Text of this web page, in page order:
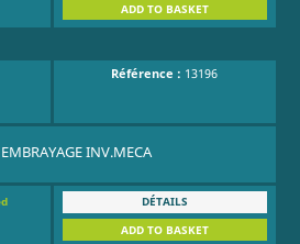
ADD TO BASKET
Référence : 13196
INV.MECA
DÉTAILS
ADD TO BASKET